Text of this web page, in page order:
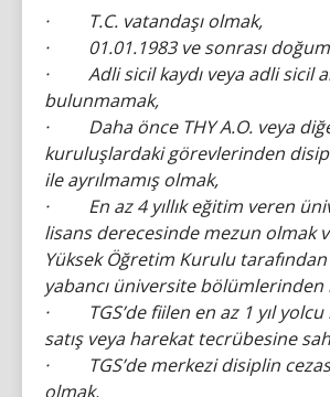
· T.C. vatandaşı olmak,
· 01.01.1983 ve sonrası
· Adli sicil kaydı veya adli sicil
bulunmamak,
· Daha önce THY A.O. veya
kuruluşlardaki görevlerinden
ile ayrılmamış olmak,
· En az 4 yıllık eğitim veren
lisans derecesinde mezun olmak
Yüksek Öğretim Kurulu
yabancı üniversite
· TGS’de fiilen en az 1 yıl
satış veya harekat tecrübesine
· TGS’de merkezi disiplin
olmak,